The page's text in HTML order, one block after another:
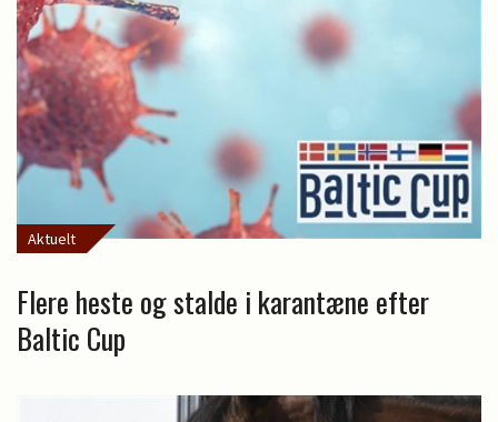
Aktuelt
Flere heste og stalde i karantæne efter
Baltic Cup